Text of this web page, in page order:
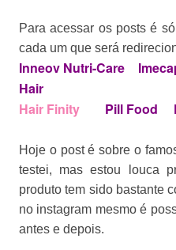
Para acessar os posts é
cada um que será
Inneov Nutri-Care
Hair
Hair Finity
Pill Food
Hoje o post é sobre o
testei, mas estou louca
produto tem sido bastante
no instagram mesmo é
antes e depois.